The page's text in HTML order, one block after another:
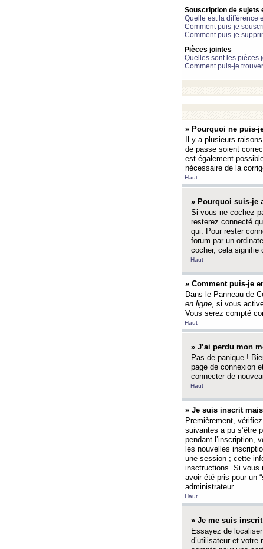
Souscription de sujets
Quelle est la différence
Comment puis-je
Comment puis-je
Pièces jointes
Quelles sont les pièces
Comment puis-je
» Pourquoi ne puis-
Il y a plusieurs
de passe soient
est également
nécessaire de la
Haut
» Pourquoi suis-je
Si vous ne cochez
resterez connecté
qui. Pour rester
forum par un
cocher, cela signifie
Haut
» Comment puis-je
Dans le Panneau de
en ligne, si vous
Vous serez compté
Haut
» J’ai perdu mon
Pas de panique !
page de connexion
connecter de
Haut
» Je suis inscrit
Premièrement,
suivantes a pu s’être
pendant l’inscription,
les nouvelles
une session ; cette
insctructions. Si vous
avoir été pris pour un
administrateur.
Haut
» Je me suis
Essayez de
d’utilisateur et